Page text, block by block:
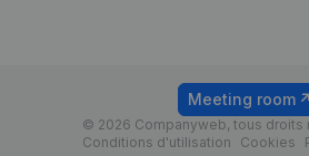
© 2026 Companyweb, tous droits
Conditions d'utilisation
Cookies
Meeting room